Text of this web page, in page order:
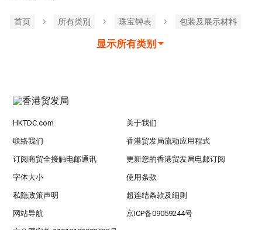
首页 所有类別 珠宝钟表 包装及展示材料
显示所有类别
HKTDC.com 关于我们
联络我们 香港贸发局流动应用程式
订阅商贸全接触电邮通讯 更新您的香港贸发局电邮订阅
字体大小 使用条款
私隐政策声明 超连结条款及细则
网站导航 京ICP备09059244号